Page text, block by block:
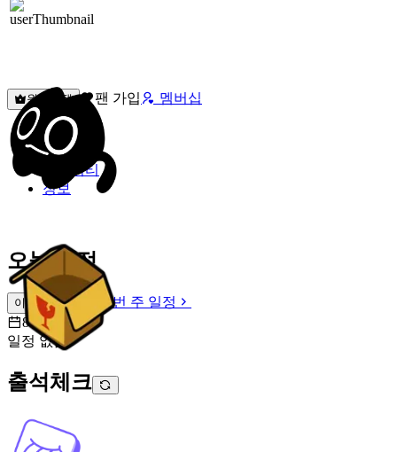
원픽선택 팬 가입 멤버십
밐타운
피드
커뮤니티
정보
오늘 일정
이번 주 일정
이번 주 일정
8월 7일 [금]
일정 없음
출석체크